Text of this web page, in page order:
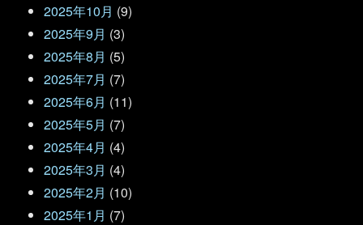
2025年10月 (9)
2025年9月 (3)
2025年8月 (5)
2025年7月 (7)
2025年6月 (11)
2025年5月 (7)
2025年4月 (4)
2025年3月 (4)
2025年2月 (10)
2025年1月 (7)